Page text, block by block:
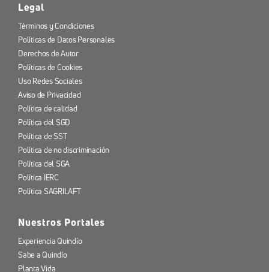
Legal
Términos y Condiciones
Políticas de Datos Personales
Derechos de Autor
Políticas de Cookies
Uso Redes Sociales
Aviso de Privacidad
Política de calidad
Política del SGD
Política de SST
Política de no discriminación
Política del SGA
Política IERC
Política SAGRILAFT
Nuestros Portales
Experiencia Quindío
Sabe a Quindío
Planta Vida